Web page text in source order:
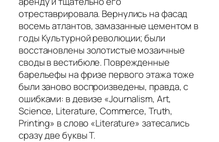
отреставрировала. Вернулись на фасад
восемь атлантов, замазанные цементом в
годы Культурной революции; были
восстановлены золотистые мозаичные
своды в вестибюле. Поврежденные
барельефы на фризе первого этажа тоже
были заново воспроизведены, правда, с
ошибками: в девизе «Journalism, Art,
Science, Literature, Commerce, Truth,
Printing» в слово «Literature» затесались
сразу две буквы T.